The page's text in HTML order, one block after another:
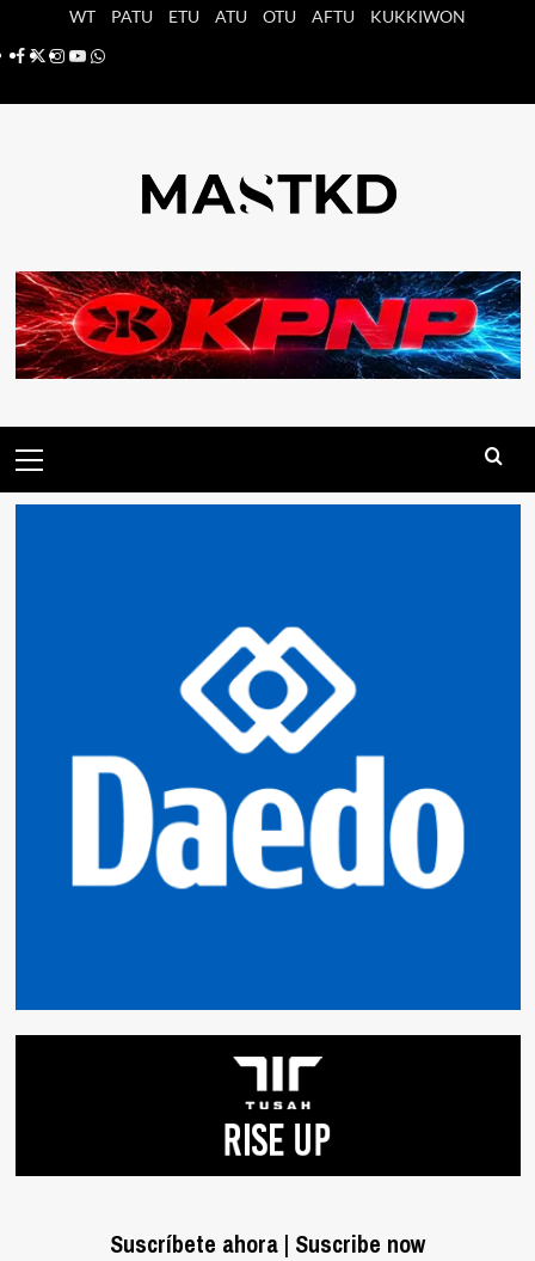
WT PATU ETU ATU OTU AFTU
KUKKIWON
Facebook
X Instagram
YouTube
Whatsapp
principal
Suscríbete ahora | Suscribe now